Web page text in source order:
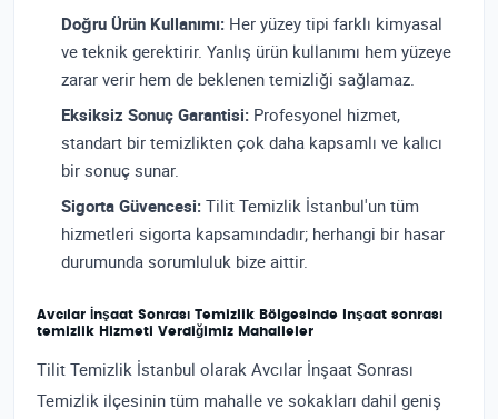
Doğru Ürün Kullanımı: Her yüzey tipi farklı kimyasal
ve teknik gerektirir. Yanlış ürün kullanımı hem yüzeye
zarar verir hem de beklenen temizliği sağlamaz.
Eksiksiz Sonuç Garantisi: Profesyonel hizmet,
standart bir temizlikten çok daha kapsamlı ve kalıcı
bir sonuç sunar.
Sigorta Güvencesi: Tilit Temizlik İstanbul'un tüm
hizmetleri sigorta kapsamındadır; herhangi bir hasar
durumunda sorumluluk bize aittir.
Avcılar İnşaat Sonrası Temizlik Bölgesinde Inşaat sonrası
temizlik Hizmeti Verdiğimiz Mahalleler
Tilit Temizlik İstanbul olarak Avcılar İnşaat Sonrası
Temizlik ilçesinin tüm mahalle ve sokakları dahil geniş